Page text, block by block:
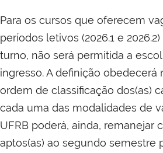
Para os cursos que oferecem
períodos letivos (2026.1 e
turno, não será permitida a
ingresso. A definição obedecerá
ordem de classificação dos(as)
cada uma das modalidades de
UFRB poderá, ainda, remanejar
aptos(as) ao segundo semestre